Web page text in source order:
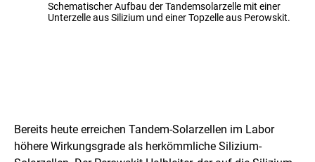
Schematischer Aufbau der Tandemsolarzelle mit einer
Unterzelle aus Silizium und einer Topzelle aus Perowskit.
e
Bereits heute erreichen Tandem-Solarzellen im Labor
höhere Wirkungsgrade als herkömmliche Silizium-